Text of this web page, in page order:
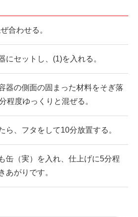
合わせる。
にセットし、(1)を入れる。
器の側面の固まった材料をそぎ落
程度ゆっくりと混ぜる。
ら、フタをして10分放置する。
缶（実）を入れ、仕上げに5分程
あがりです。